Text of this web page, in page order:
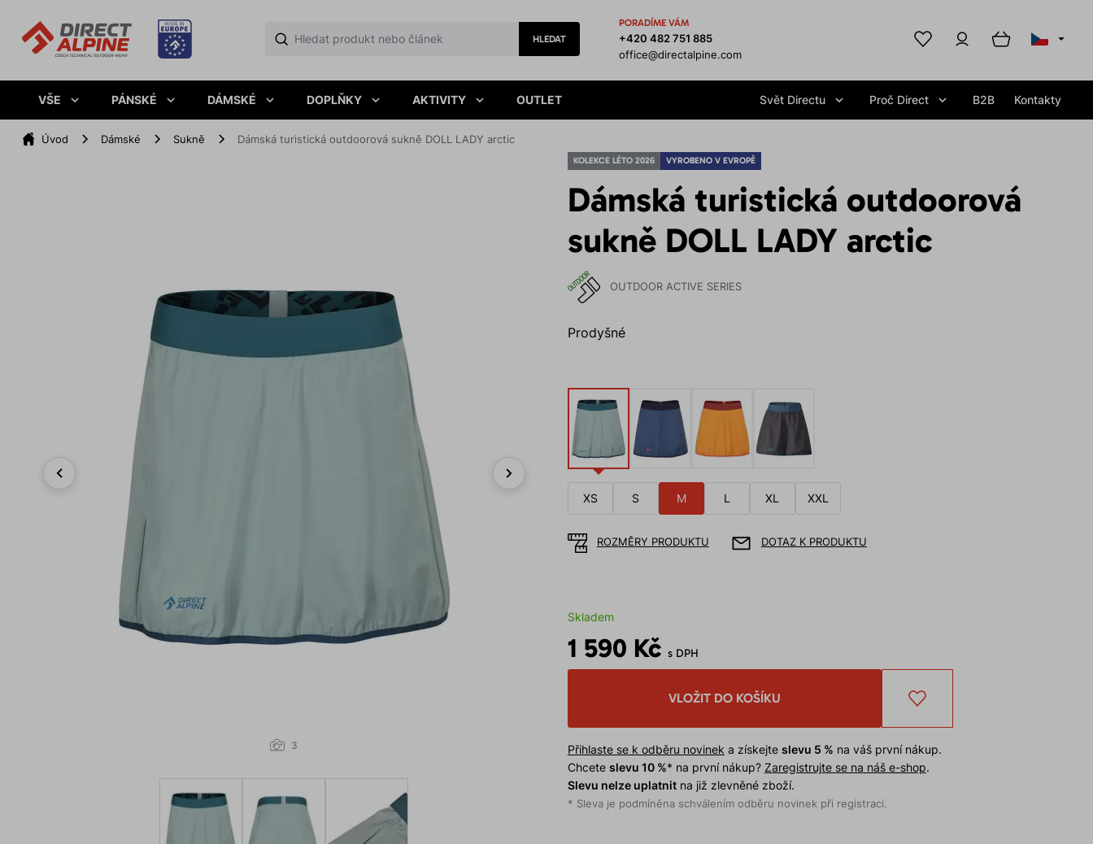
HLEDAT
PORADÍME VÁM
+420 482 751 885
office@directalpine.com
VŠE PÁNSKÉ DÁMSKÉ DOPLŇKY AKTIVITY OUTLET Svět Directu Proč Direct B2B Kontakty
Úvod Dámské Sukně Dámská turistická outdoorová sukně DOLL LADY arctic
KOLEKCE LÉTO 2026 VYROBENO V EVROPĚ
Dámská turistická outdoorová
sukně DOLL LADY arctic
OUTDOOR ACTIVE SERIES
Prodyšné
3
XS S M L XL XXL
ROZMĚRY PRODUKTU DOTAZ K PRODUKTU
Skladem
1 590 Kč s DPH
VLOŽIT DO KOŠÍKU
Přihlaste se k odběru novinek a získejte slevu 5 % na váš první nákup.
Chcete slevu 10 %* na první nákup? Zaregistrujte se na náš e-shop.
Slevu nelze uplatnitna již zlevněné zboží.
* Sleva je podmíněna schválením odběru novinek při registraci.